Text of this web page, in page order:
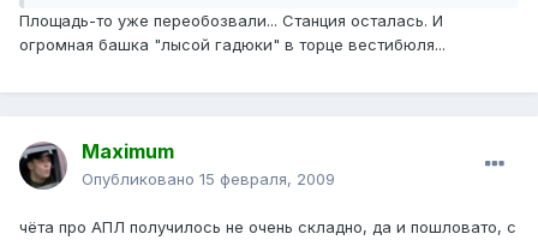
Площадь-то уже переобозвали... Станция осталась. И
огромная башка "лысой гадюки" в торце вестибюля...
Maximum
Опубликовано 15 февраля, 2009
чёта про АПЛ получилось не очень складно, да и пошловато, с